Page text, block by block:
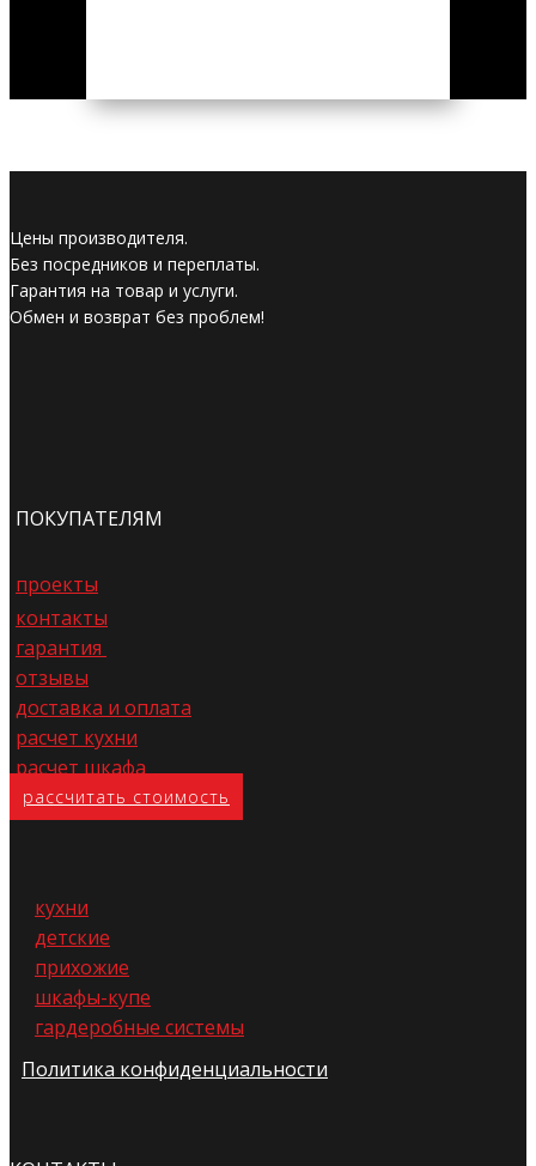
Цены производителя.
Без посредников и переплаты.
Гарантия на товар и услуги.
Обмен и возврат без проблем!
ПОКУПАТЕЛЯМ
проекты
контакты
гарантия
отзывы
доставка и оплата
расчет кухни
расчет шкафа
расс​читать стоимость
кухни
детские
прихожие
шкафы-купе
гардеробные системы
Политика конфиденциальности